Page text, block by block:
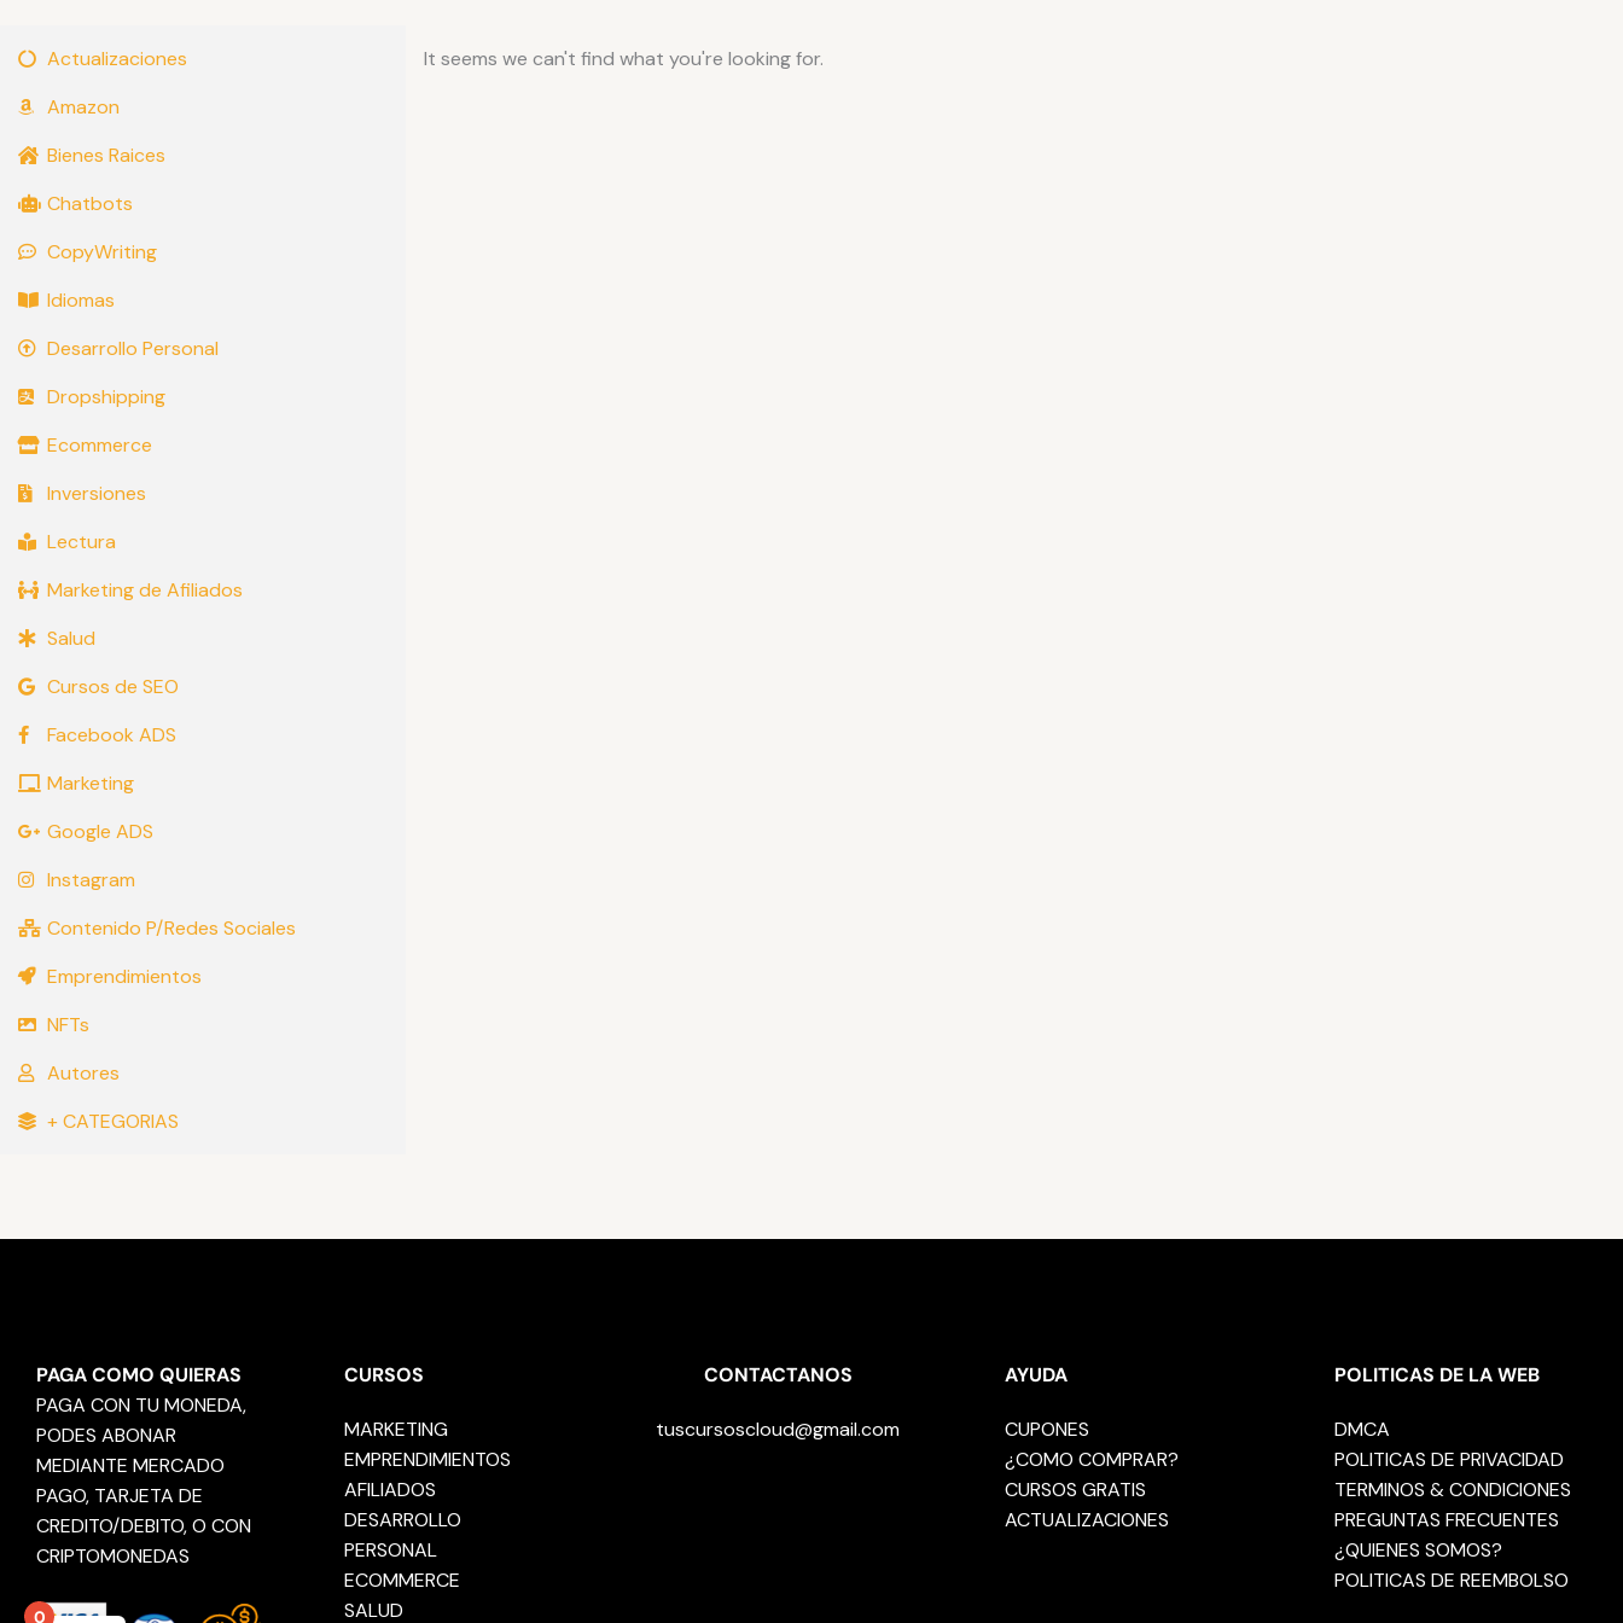
Actualizaciones
Amazon
Bienes Raices
Chatbots
CopyWriting
Idiomas
Desarrollo Personal
Dropshipping
Ecommerce
Inversiones
Lectura
Marketing de Afiliados
Salud
Cursos de SEO
Facebook ADS
Marketing
Google ADS
Instagram
Contenido P/Redes Sociales
Emprendimientos
NFTs
Autores
+ CATEGORIAS
It seems we can't find what you're looking for.
PAGA COMO QUIERAS
PAGA CON TU MONEDA,
PODES ABONAR
MEDIANTE MERCADO
PAGO, TARJETA DE
CREDITO/DEBITO, O CON
CRIPTOMONEDAS
CURSOS
MARKETING
EMPRENDIMIENTOS
AFILIADOS
DESARROLLO
PERSONAL
ECOMMERCE
SALUD
CONTACTANOS
tuscursoscloud@gmail.com
AYUDA
CUPONES
¿COMO COMPRAR?
CURSOS GRATIS
ACTUALIZACIONES
POLITICAS DE LA WEB
DMCA
POLITICAS DE PRIVACIDAD
TERMINOS & CONDICIONES
PREGUNTAS FRECUENTES
¿QUIENES SOMOS?
POLITICAS DE REEMBOLSO
0